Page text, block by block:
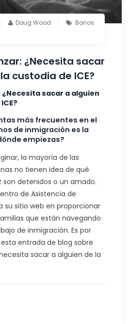
Doug Wood
Bonos
¿Necesita sacar
custodia de ICE?
sacar a alguien
más frecuentes en el
de inmigración es la
empiezas?
la mayoría de las
no tienen idea de qué
son detenidos o un amado.
de Asistencia de
su sitio web en proporcionar
que están navegando
de inmigración. Es por
entrada de blog sobre
sacar a alguien de la